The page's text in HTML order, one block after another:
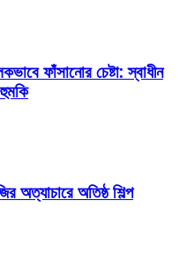
ফাঁসানোর চেষ্টা: স্বাধীন
অত্যাচারে অতিষ্ঠ শিল্প